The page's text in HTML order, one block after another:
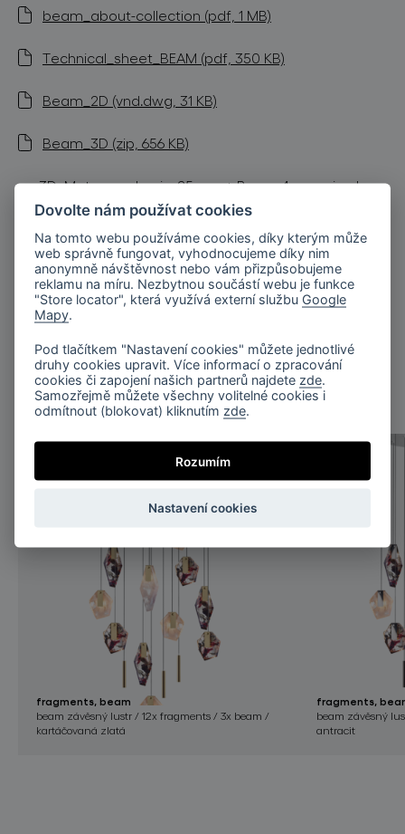
beam_about-collection (pdf, 1 MB)
Technical_sheet_BEAM (pdf, 350 KB)
Beam_2D (vnd.dwg, 31 KB)
Beam_3D (zip, 656 KB)
3D_Metamorphosis_25 pcs + Beam 4 pcs_circular
canopy (zip, 333 MB)
Sloped Ceilings Installation Manual (pdf, 189 KB)
Radial Canopy Installation Manual (pdf, 439 KB)
podobné produkty
fragments, beam
beam závěsný lustr / 12x fragments / 3x beam /
kartáčovaná zlatá
fragments,
beam závěsný
antracit
Dovolte nám používat cookies
Na tomto webu používáme cookies, díky kterým může
web správně fungovat, vyhodnocujeme díky nim
anonymně návštěvnost nebo vám přizpůsobujeme
reklamu na míru. Nezbytnou součástí webu je funkce
"Store locator", která využívá externí službu Google
Mapy.
Pod tlačítkem "Nastavení cookies" můžete jednotlivé
druhy cookies upravit. Více informací o zpracování
cookies či zapojení našich partnerů najdete zde.
Samozřejmě můžete všechny volitelné cookies i
odmítnout (blokovat) kliknutím zde.
Rozumím
Nastavení cookies